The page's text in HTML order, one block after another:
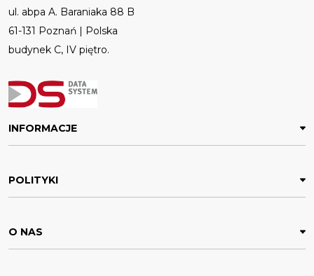
ul. abpa A. Baraniaka 88 B
61-131 Poznań | Polska
budynek C, IV piętro.
INFORMACJE
POLITYKI
O NAS